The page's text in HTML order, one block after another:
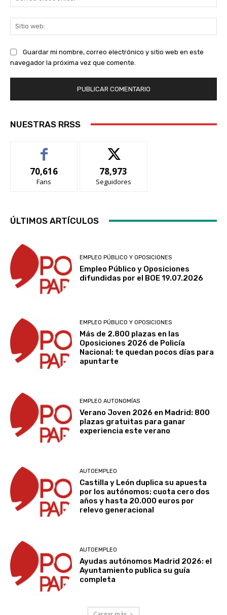
Guardar mi nombre, correo electrónico y sitio web en este
navegador la próxima vez que comente.
NUESTRAS RRSS
70,616
Fans
78,973
Seguidores
ÚLTIMOS ARTÍCULOS
EMPLEO PÚBLICO Y OPOSICIONES
Empleo Público y Oposiciones
difundidas por el BOE 19.07.2026
EMPLEO PÚBLICO Y OPOSICIONES
Más de 2.800 plazas en las
Oposiciones 2026 de Policía
Nacional: te quedan pocos días para
apuntarte
EMPLEO AUTONOMÍAS
Verano Joven 2026 en Madrid: 800
plazas gratuitas para ganar
experiencia este verano
AUTOEMPLEO
Castilla y León duplica su apuesta
por los autónomos: cuota cero dos
años y hasta 20.000 euros por
relevo generacional
AUTOEMPLEO
Ayudas autónomos Madrid 2026: el
Ayuntamiento publica su guía
completa